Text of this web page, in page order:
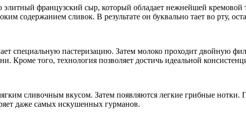
французский сыр, который обладает нежнейшей кремовой
содержанием сливок. В результате он буквально тает во рту,
специальную пастеризацию. Затем молоко проходит двойную
Кроме того, технология позволяет достичь идеальной
сливочным вкусом. Затем появляются легкие грибные
даже самых искушенных гурманов.